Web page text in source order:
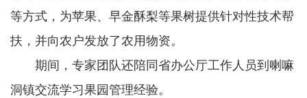
等方式，为苹果、早金酥梨等果树提供针对性技术帮
扶，并向农户发放了农用物资。
期间，专家团队还陪同省办公厅工作人员到喇嘛
洞镇交流学习果园管理经验。